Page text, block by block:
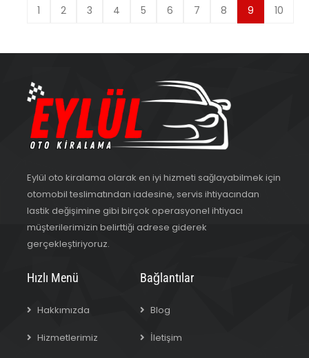
1 2 3 4 5 6 7 8 9 10
Eylül oto kiralama olarak en iyi hizmeti sağlayabilmek için
otomobil teslimatından iadesine, servis ihtiyacından
lastik değişimine gibi birçok operasyonel ihtiyacı
müşterilerimizin belirttiği adrese giderek
gerçekleştiriyoruz.
Hızlı Menü
Hakkımızda
Hizmetlerimiz
Bağlantılar
Blog
İletişim